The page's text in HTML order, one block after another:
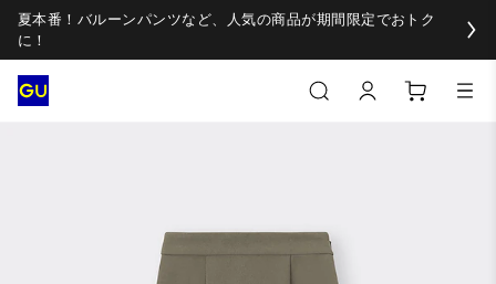
夏本番！バルーンパンツなど、人気の商品が期間限定でおトク
に！